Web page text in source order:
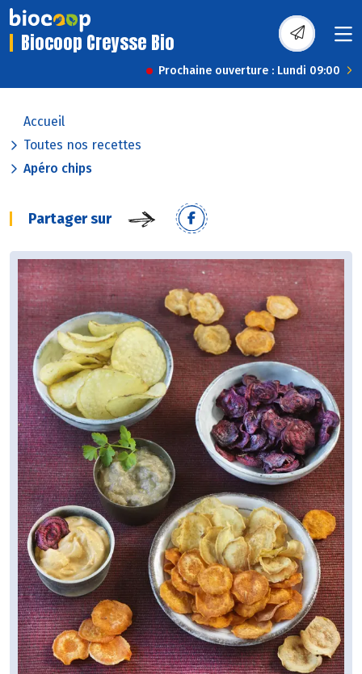
Biocoop Creysse Bio
Prochaine ouverture : Lundi 09:00
Accueil
Toutes nos recettes
Apéro chips
Partager sur